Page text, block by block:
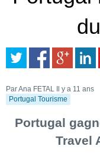
Par Ana FETAL
Il y a 11 ans
Portugal Tourisme
Portugal
Travel